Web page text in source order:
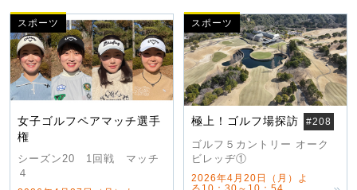
スポーツ
女子ゴルフペアマッチ選手
権
シーズン20 1回戦 マッチ
４
スポーツ
極上！ゴルフ場探訪 #208
ゴルフ５カントリー オーク
ビレッヂ①
2026年4月20日（月）よ